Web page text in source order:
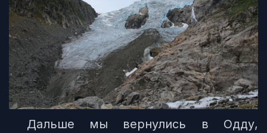
Дальше мы вернулись в Одду,